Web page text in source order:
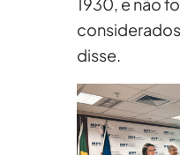
disse.